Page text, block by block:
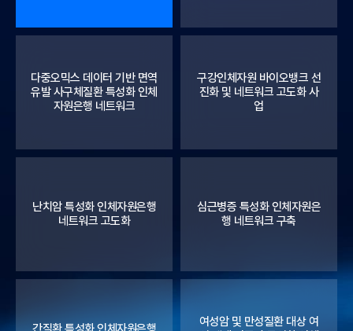
다중오믹스 데이터 기반 면역
유발 사구체질환 특성화 인체
자원은행 네트워크
구강인체자원 바이오뱅크 선
진화 및 네트워크 고도화 사
업
난치암 특성화 인체자원은행
네트워크 고도화
심근병증 특성화 인체자원은
행 네트워크 구축
여성암 및 만성질환 대상 여